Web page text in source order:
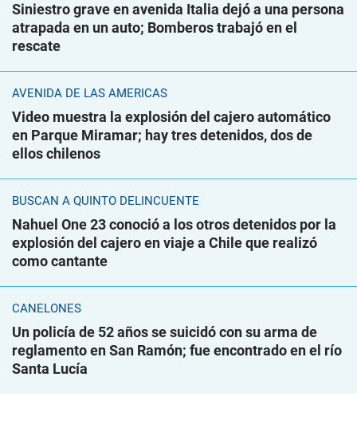
Siniestro grave en avenida Italia dejó a una persona
atrapada en un auto; Bomberos trabajó en el
rescate
AVENIDA DE LAS AMÉRICAS
Video muestra la explosión del cajero automático
en Parque Miramar; hay tres detenidos, dos de
ellos chilenos
BUSCAN A QUINTO DELINCUENTE
Nahuel One 23 conoció a los otros detenidos por la
explosión del cajero en viaje a Chile que realizó
como cantante
CANELONES
Un policía de 52 años se suicidó con su arma de
reglamento en San Ramón; fue encontrado en el río
Santa Lucía